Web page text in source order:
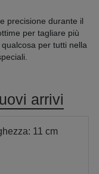
precisione durante il
per tagliare più
per tutti nella
arrivi
11 cm